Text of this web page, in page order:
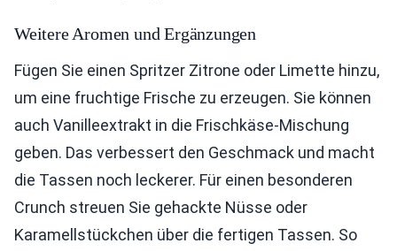
Weitere Aromen und Ergänzungen
Fügen Sie einen Spritzer Zitrone oder Limette hinzu,
um eine fruchtige Frische zu erzeugen. Sie können
auch Vanilleextrakt in die Frischkäse-Mischung
geben. Das verbessert den Geschmack und macht
die Tassen noch leckerer. Für einen besonderen
Crunch streuen Sie gehackte Nüsse oder
Karamellstückchen über die fertigen Tassen. So